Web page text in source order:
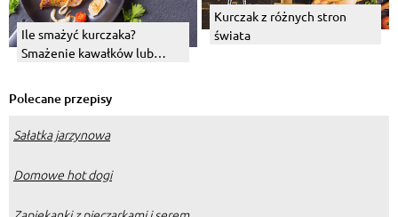
Ile smażyć kurczaka?
Smażenie kawałków lub
Kurczak z różnych stron
świata
Polecane przepisy
Sałatka jarzynowa
Domowe hot dogi